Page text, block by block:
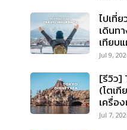
ไปเที่
เดินท
เทียบ
Jul 9,
[รีวิว]
(โตเ
เครื่อ
Jul 7,